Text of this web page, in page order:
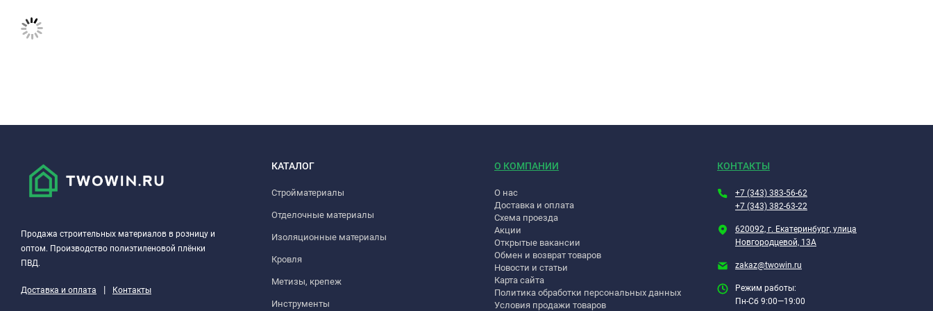
обшивку сухих и влажных помещений
Продажа строительных материалов в розницу и
оптом. Производство полиэтиленовой плёнки
ПВД.
Доставка и оплата | Контакты
КАТАЛОГ
Стройматериалы
Отделочные материалы
Изоляционные материалы
Кровля
Метизы, крепеж
Инструменты
О КОМПАНИИ
О нас
Доставка и оплата
Схема проезда
Акции
Открытые вакансии
Обмен и возврат товаров
Новости и статьи
Карта сайта
Политика обработки персональных данных
Условия продажи товаров
КОНТАКТЫ
+7 (343) 383-56-62
+7 (343) 382-63-22
620092, г. Екатеринбург, улица
Новгородцевой, 13А
zakaz@twowin.ru
Режим работы:
Пн-Сб 9:00—19:00